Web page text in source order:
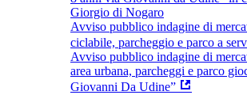
Giorgio di Nogaro
Avviso pubblico indagine di
ciclabile, parcheggio e parco a
Avviso pubblico indagine di
area urbana, parcheggi e parco
Giovanni Da Udine”